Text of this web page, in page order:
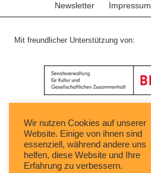
Newsletter Impressum
Mit freundlicher Unterstützung von:
Wir nutzen Cookies auf unserer
Website. Einige von ihnen sind
essenziell, während andere uns
helfen, diese Website und Ihre
Erfahrung zu verbessern.